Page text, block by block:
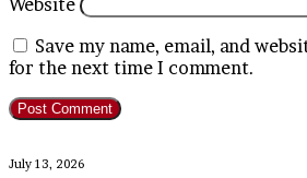
Website
Save my name, email, and
for the next time I comment.
PT
July 13, 2026